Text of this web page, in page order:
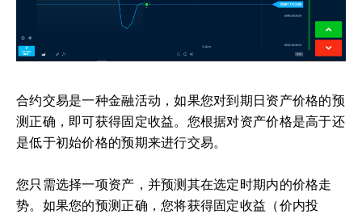
合约交易是一种金融活动，如果您对到期日资产价格的预
测正确，即可获得固定收益。您根据对资产价格是高于还
是低于初始价格的预期来进行交易。
您只需选择一项资产，并预测其在选定时期内的价格走
势。如果您的预测正确，您将获得固定收益（价内投